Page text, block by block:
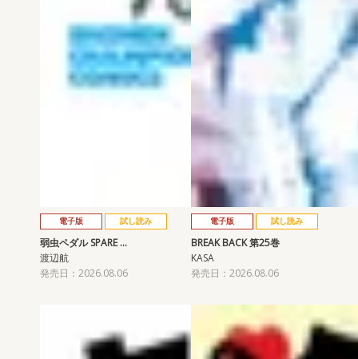
電子版 試し読み
弱虫ペダル SPARE …
渡辺航
発売日：2026.08.06
電子版 試し読み
BREAK BACK 第25巻
KASA
発売日：2026.08.06